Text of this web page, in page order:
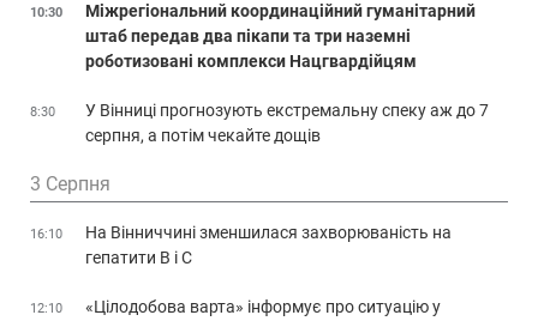
10:30
Міжрегіональний координаційний гуманітарний
штаб передав два пікапи та три наземні
роботизовані комплекси Нацгвардійцям
8:30
У Вінниці прогнозують екстремальну спеку аж до 7
серпня, а потім чекайте дощів
3 Серпня
16:10
На Вінниччині зменшилася захворюваність на
гепатити В і С
12:10
«Цілодобова варта» інформує про ситуацію у